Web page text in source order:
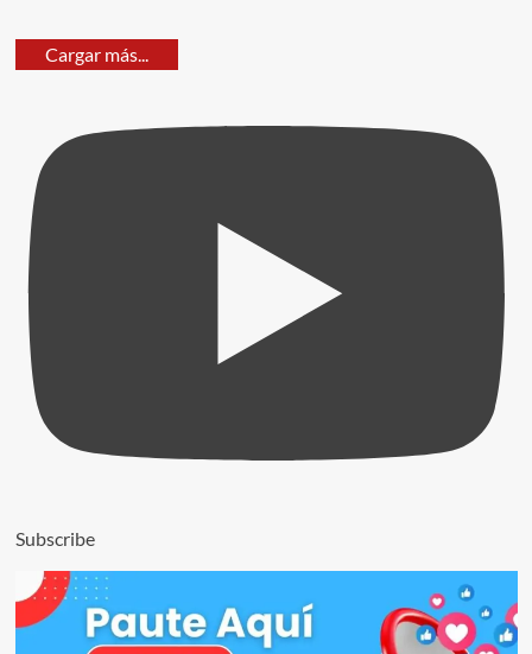
Cargar más...
Subscribe